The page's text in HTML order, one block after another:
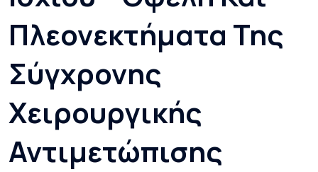
Πλεονεκτήματα Της
Σύγχρονης
Χειρουργικής
Αντιμετώπισης